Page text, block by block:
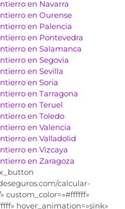
en Navarra
en Ourense
en Palencia
en Pontevedra
en Salamanca
en Segovia
en Sevilla
en Soria
en Tarragona
en Teruel
en Toledo
en Valencia
en Valladolid
en Vizcaya
en Zaragoza
calcular-
custom_color=»#ffffff»
hover_animation=»sink»